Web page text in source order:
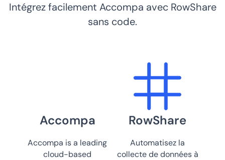
Intégrez facilement Accompa avec RowShare
sans code.
Accompa
Accompa is a leading
cloud-based
RowShare
Automatisez la
collecte de données à